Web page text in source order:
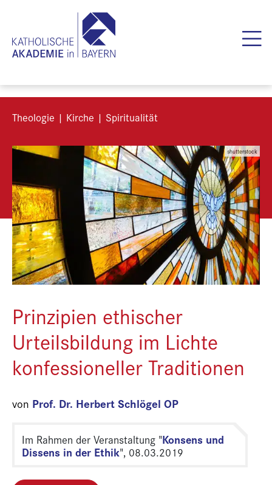
Theologie | Kirche | Spiritualität
Prinzipien ethischer
Urteilsbildung im Lichte
konfessioneller Traditionen
von Prof. Dr. Herbert Schlögel OP
Im Rahmen der Veranstaltung "Konsens und
Dissens in der Ethik", 08.03.2019
shutterstock